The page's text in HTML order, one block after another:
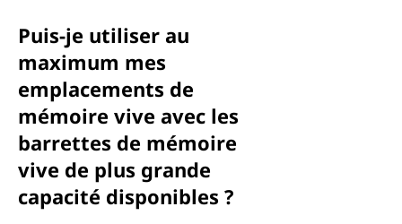
Puis-je utiliser au
maximum mes
emplacements de
mémoire vive avec les
barrettes de mémoire
vive de plus grande
capacité disponibles ?